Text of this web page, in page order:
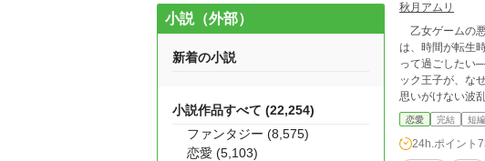
秋月アムリ
乙女ゲームの悪役令嬢に転生
は、時間が転生時点に戻った二
って過ごしたい──そう願い
ック王子が、なぜか彼
思いがけない波
恋愛 完結 短編
24h.ポイント
小説（外部）
新着の小説
小説作品すべて (22,254)
ファンタジー (8,575)
恋愛 (5,103)